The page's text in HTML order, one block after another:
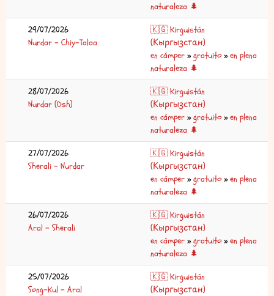
naturaleza 🌲
29/07/2026
Nurdar – Chiy-Talaa
🇰🇬 Kirguistán
(Кыргызстан)
en cámper »gratuito»en plena
naturaleza 🌲
28/07/2026
Nurdar (Osh)
🇰🇬 Kirguistán
(Кыргызстан)
en cámper »gratuito»en plena
naturaleza 🌲
27/07/2026
Sherali – Nurdar
🇰🇬 Kirguistán
(Кыргызстан)
en cámper »gratuito»en plena
naturaleza 🌲
26/07/2026
Aral – Sherali
🇰🇬 Kirguistán
(Кыргызстан)
en cámper »gratuito»en plena
naturaleza 🌲
25/07/2026
Song-Kul – Aral
🇰🇬 Kirguistán
(Кыргызстан)